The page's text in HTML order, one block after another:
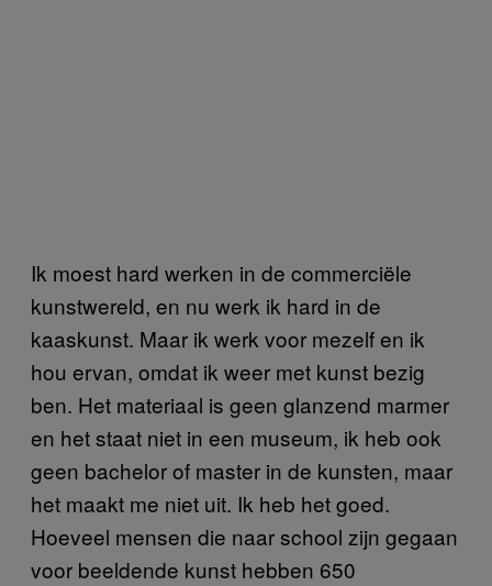
Ik moest hard werken in de commerciële
kunstwereld, en nu werk ik hard in de
kaaskunst. Maar ik werk voor mezelf en ik
hou ervan, omdat ik weer met kunst bezig
ben. Het materiaal is geen glanzend marmer
en het staat niet in een museum, ik heb ook
geen bachelor of master in de kunsten, maar
het maakt me niet uit. Ik heb het goed.
Hoeveel mensen die naar school zijn gegaan
voor beeldende kunst hebben 650